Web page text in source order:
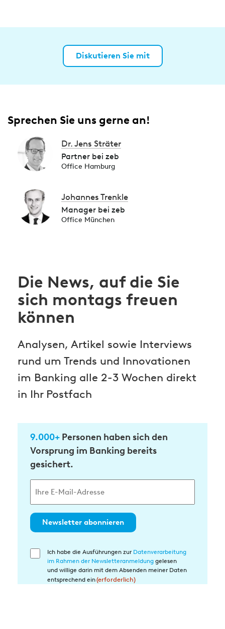
Diskutieren Sie mit
Sprechen Sie uns gerne an!
Dr. Jens Sträter
Partner bei zeb
Office Hamburg
Johannes Trenkle
Manager bei zeb
Office München
Die News, auf die Sie
sich montags freuen
können
Analysen, Artikel sowie Interviews
rund um Trends und Innovationen
im Banking alle 2-3 Wochen direkt
in Ihr Postfach
9.000+ Personen haben sich den
Vorsprung im Banking bereits
gesichert.
Newsletter abonnieren
Einwilligung
Ich habe die Ausführungen zur Datenverarbeitung
im Rahmen der Newsletteranmeldung gelesen
und willige darin mit dem Absenden meiner Daten
entsprechend ein(erforderlich)